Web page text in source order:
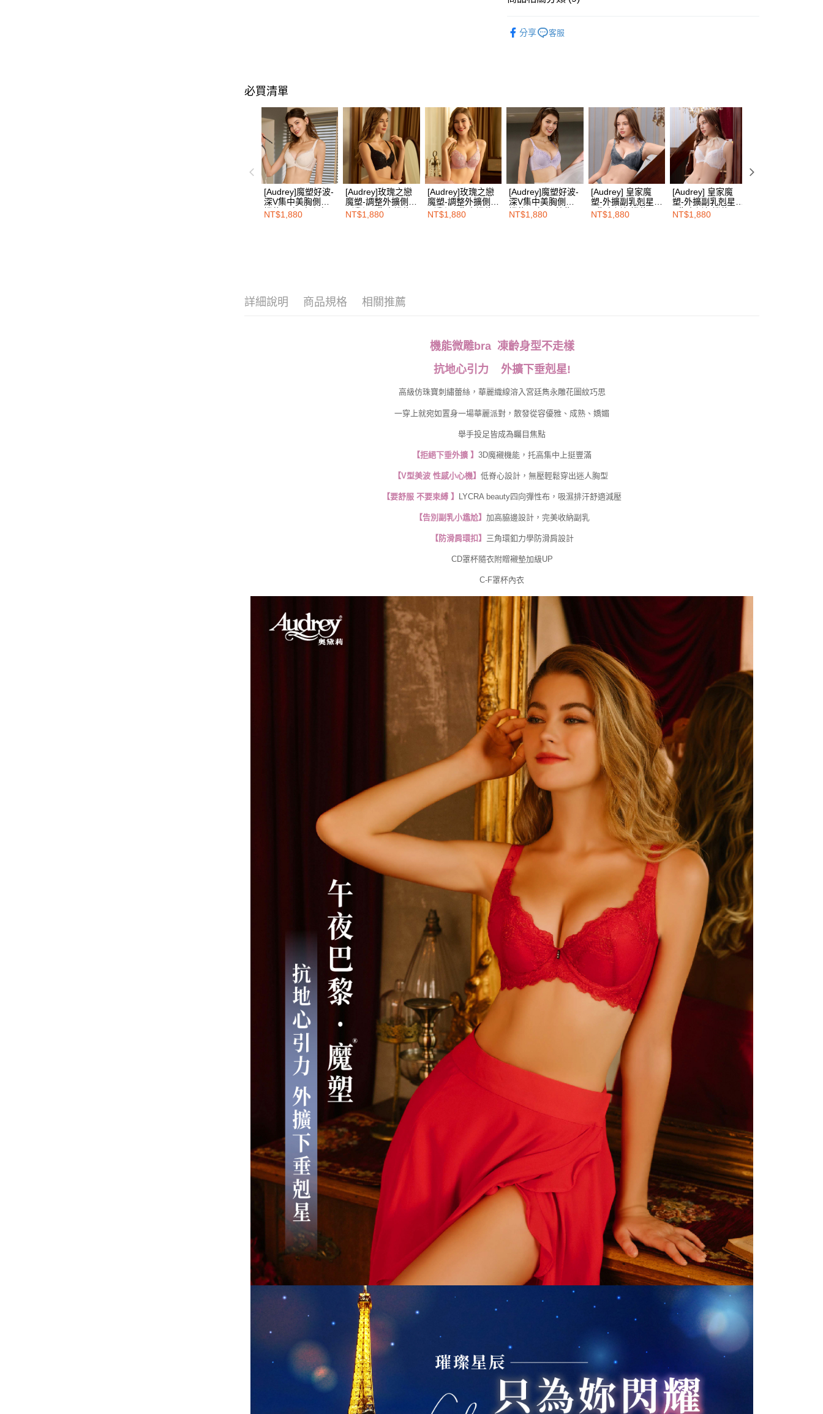
２．訂單成立數日內，您將收到繳費通知簡訊。
是否繳費成功／繳費後需取消欲退款等相關疑問，請聯繫「AFTEE先享後
付客戶支援中心」https://netprotections.freshdesk.com/support/home
【注意事項】
１．透過由恩沛科技股份有限公司提供之「AFTEE先享後付」服務完成之
交易，需依本服務之必要範圍內提供個人資料，並將交易相關給付款項請
求債權轉讓予恩沛科技股份有限公司。
２．關於個人資料處理事宜，請瀏覽以下網址：
https://aftee.tw/terms/#terms3
３．未成年的使用者請事先徵得法定代理人或監護人之同意方可使用
「AFTEE先享後付」，若未經同意申辦者引起之損失，本公司不負相關責
付款後全家取貨
付款後7-11取貨
每筆NT$100，滿NT$1,500(含以上)免運費
宅配
每筆NT$100，滿NT$1,500(含以上)免運費
EASY SHOP門市速取
免運費
🔎罩杯分類 E罩杯
🔎罩杯分類
🔎機能款式 浪漫蕾絲款內衣
❙ 開運系列推薦 ❙
分享 客服
必買清單
[Audrey]魔塑好波-
深V集中美胸側包
機能內衣-玫瑰白
NT$1,880
[Audrey]玫瑰之戀
魔塑-調整外擴側包
副乳深V集中機能
內衣-神秘黑
NT$1,880
[Audrey]玫瑰之戀
魔塑-調整外擴側包
副乳深V集中機能
內衣-蜜糖粉
NT$1,880
[Audrey]魔塑好波-
深V集中美胸側包
機能內衣-羅蘭紫
NT$1,880
[Audrey] 皇家魔
塑-外擴副乳剋星深
V集中側包機能內
衣-頁岩灰
NT$1,880
[Audrey] 皇家魔
塑-外擴副乳剋星深
V集中側包機能內
衣-天使白
NT$1,880
詳細說明 商品規格 相關推薦
機能微雕bra 凍齡身型不走樣
抗地心引力 外擴下垂剋星!
高級仿珠寶刺繡蕾絲，華麗織線溶入宮廷雋永雕花圖紋巧思
一穿上就宛如置身一場華麗派對，散發從容優雅、成熟、嬌媚
舉手投足皆成為矚目焦點
【拒絕下垂外擴 】 3D魔襯機能，托高集中上挺豐滿
【V型美波 性感小心機】 低脊心設計，無壓輕鬆穿出迷人胸型
【要舒服 不要束縛 】 LYCRA beauty四向彈性布，吸濕排汗舒適減壓
【告別副乳小尷尬】 加高脇邊設計，完美收納副乳
【防滑肩環扣】 三角環釦力學防滑肩設計
CD罩杯隨衣附贈襯墊加級UP
C-F罩杯內衣